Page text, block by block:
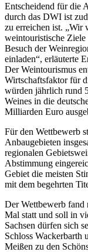
Entscheidend für die
durch das DWI ist
zu erreichen ist. „Wir
weintouristische Ziele
Besuch der
einladen“, erläuterte
Der Weintourismus
Wirtschaftsfaktor für
würden jährlich rund
Weines in die
Milliarden Euro
Für den Wettbewerb
Anbaugebieten
regionalen
Abstimmung
Gebiet die meisten
mit dem begehrten
Der Wettbewerb fand
Mal statt und soll in
Sachsen dürfen sich
Schloss Wackerbarth
Meißen zu den